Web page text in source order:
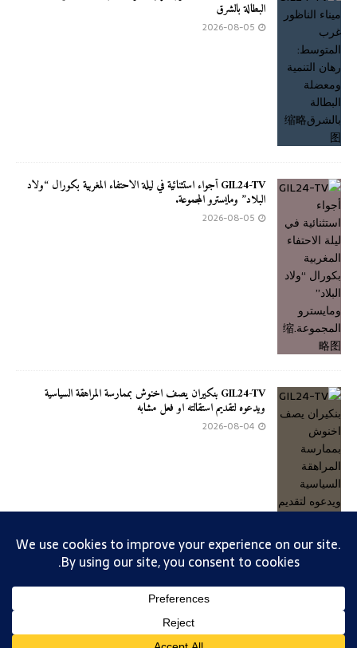
البطالة بالشرق
2026-08-05
GIL24-TV أجواء استثنائية في ليلة الاحتفاء المغربية بكورال “ولاد
البلاد” ومايسترو المجموعة.
2026-08-05
GIL24-TV بنكيران يصف اخنوش بممارسة المراهقة السياسية
ويدعوه لتقديم استقالته او فعل مشابه
2026-08-04